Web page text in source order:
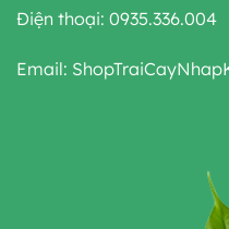
Điện thoại: 0935.336.004
Email: